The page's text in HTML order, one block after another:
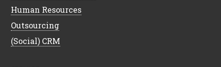
Human Resources
Outsourcing
(Social) CRM